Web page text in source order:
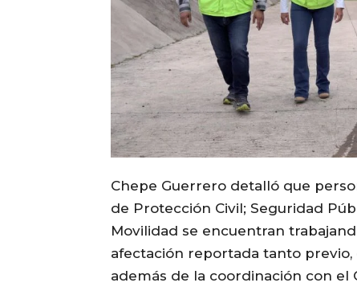
Chepe Guerrero detalló que
de Protección Civil; Seguridad
Movilidad se encuentran
afectación reportada tanto
además de la coordinación con el